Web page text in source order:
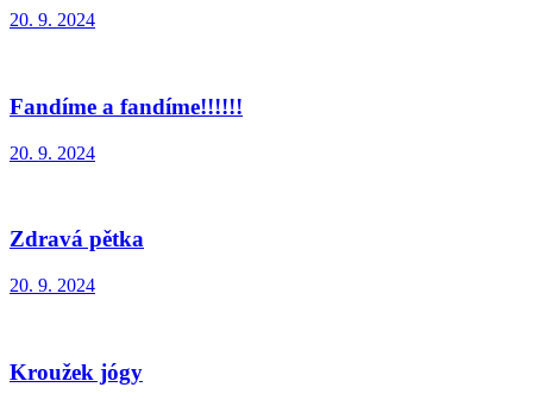
20. 9. 2024
Fandíme a fandíme!!!!!!
20. 9. 2024
Zdravá pětka
20. 9. 2024
Kroužek jógy